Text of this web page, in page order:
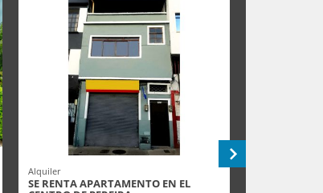
Alquiler
SE RENTA APARTAMENTO EN EL